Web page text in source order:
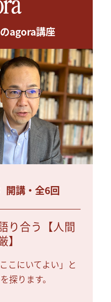
agora講座
開講・全6回
り合う【人間
】
こにいてよい」と
探ります。